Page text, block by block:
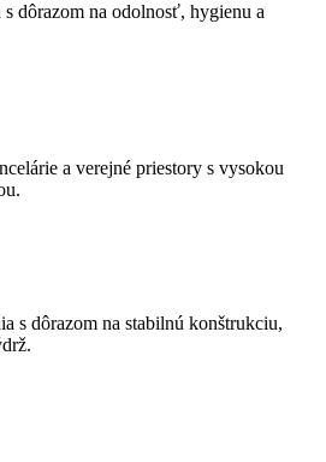
dôrazom na odolnosť, hygienu a
a verejné priestory s vysokou
s dôrazom na stabilnú konštrukciu,